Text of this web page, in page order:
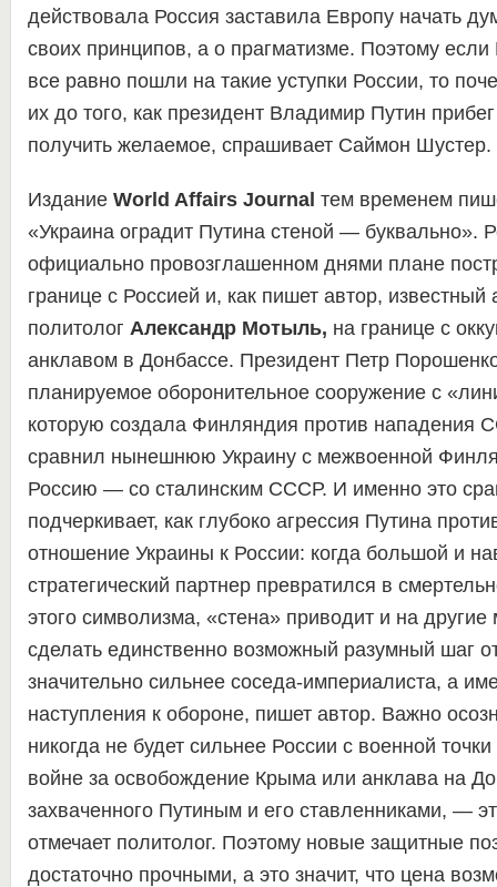
действовала Россия заставила Европу начать
своих принципов, а о прагматизме. Поэтому
все равно пошли на такие уступки России, то
их до того, как президент Владимир Путин
получить желаемое, спрашивает Саймон Шустер.
Издание World Affairs Journal тем временем
«Украина оградит Путина стеной — буквально».
официально провозглашенном днями плане
границе с Россией и, как пишет автор, известный
политолог Александр Мотыль, на границе с
анклавом в Донбассе. Президент Петр
планируемое оборонительное сооружение с
которую создала Финляндия против нападения
сравнил нынешнюю Украину с межвоенной
Россию — со сталинским СССР. И именно это
подчеркивает, как глубоко агрессия Путина
отношение Украины к России: когда большой и
стратегический партнер превратился в
этого символизма, «стена» приводит и на
сделать единственно возможный разумный шаг
значительно сильнее соседа-империалиста, а
наступления к обороне, пишет автор. Важно
никогда не будет сильнее России с военной
войне за освобождение Крыма или анклава на
захваченного Путиным и его ставленниками, —
отмечает политолог. Поэтому новые защитные
достаточно прочными, а это значит, что цена